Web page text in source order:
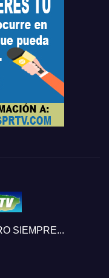
SIEMPRE...